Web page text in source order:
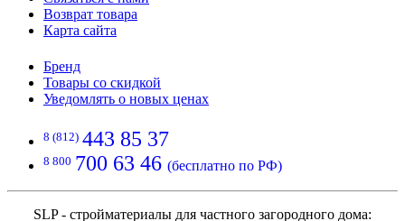
Возврат товара
Карта сайта
Бренд
Товары со скидкой
Уведомлять о новых ценах
8 (812) 443 85 37
8 800 700 63 46 (бесплатно по РФ)
SLP - стройматериалы для частного загородного дома: